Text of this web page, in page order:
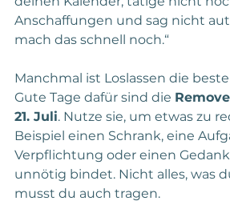
Anschaffungen und sag nicht
mach das schnell noch.“
Manchmal ist Loslassen die
Gute Tage dafür sind die
21. Juli. Nutze sie, um etwas zu
Beispiel einen Schrank, eine
Verpflichtung oder einen
unnötig bindet. Nicht alles, was
musst du auch tragen.